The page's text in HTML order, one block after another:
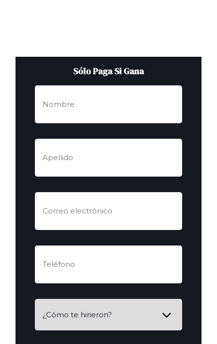
Sólo Paga Si Gana
Nombre
de
(Obligatorio)
Apellidos
(Obligatorio)
Correo
electrónico
Teléfono
(Obligatorio)
¿Cómo
hirieron?